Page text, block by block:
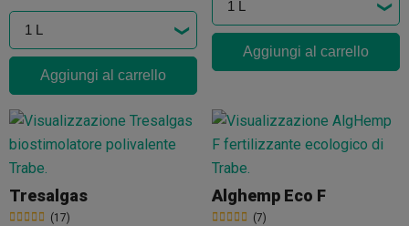
Aggiungi al carrello
Aggiungi al carrello
Tresalgas
(17)
Alghemp Eco F
(7)